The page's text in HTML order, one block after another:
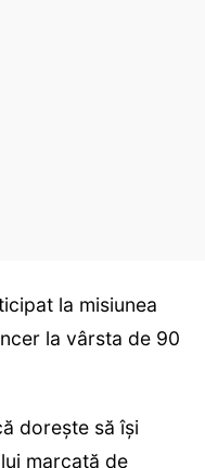
la misiunea
la vârsta de 90
doreşte să îşi
marcată de